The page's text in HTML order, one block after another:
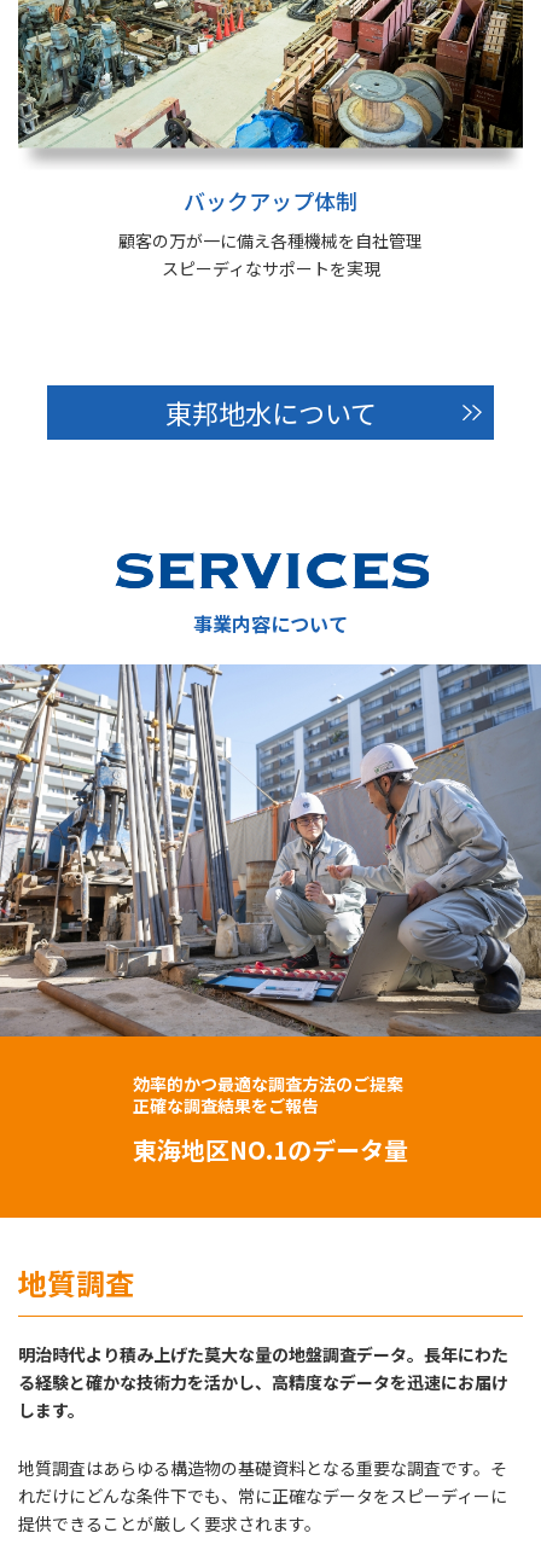
バックアップ体制
顧客の万が一に備え各種機械を自社管理
スピーディなサポートを実現
東邦地水について
事業内容について
効率的かつ最適な調査方法のご提案
正確な調査結果をご報告
東海地区NO.1のデータ量
地質調査
明治時代より積み上げた莫大な量の地盤調査データ。長年にわた
る経験と確かな技術力を活かし、高精度なデータを迅速にお届け
します。
地質調査はあらゆる構造物の基礎資料となる重要な調査です。そ
れだけにどんな条件下でも、常に正確なデータをスピーディーに
提供できることが厳しく要求されます。